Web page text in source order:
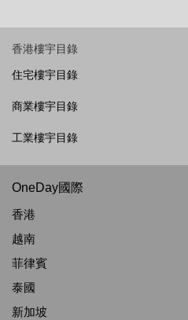
香港樓宇目錄
住宅樓宇目錄
商業樓宇目錄
工業樓宇目錄
OneDay國際
香港
越南
菲律賓
泰國
新加坡